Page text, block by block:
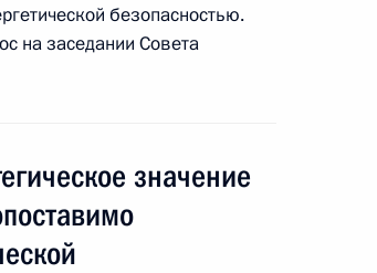
безопасностью.
на заседании Совета
значение